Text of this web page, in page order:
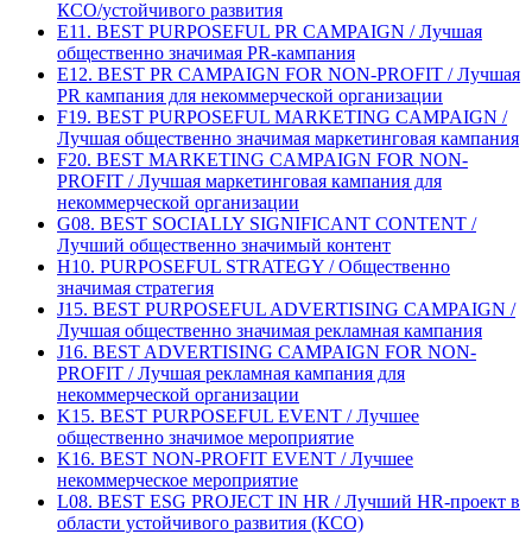
КСО/устойчивого развития
E11. BEST PURPOSEFUL PR CAMPAIGN / Лучшая
общественно значимая PR-кампания
E12. BEST PR CAMPAIGN FOR NON-PROFIT / Лучшая
PR кампания для некоммерческой организации
F19. BEST PURPOSEFUL MARKETING CAMPAIGN /
Лучшая общественно значимая маркетинговая кампания
F20. BEST MARKETING CAMPAIGN FOR NON-
PROFIT / Лучшая маркетинговая кампания для
некоммерческой организации
G08. BEST SOCIALLY SIGNIFICANT CONTENT /
Лучший общественно значимый контент
H10. PURPOSEFUL STRATEGY / Общественно
значимая стратегия
J15. BEST PURPOSEFUL ADVERTISING CAMPAIGN /
Лучшая общественно значимая рекламная кампания
J16. BEST ADVERTISING CAMPAIGN FOR NON-
PROFIT / Лучшая рекламная кампания для
некоммерческой организации
K15. BEST PURPOSEFUL EVENT / Лучшее
общественно значимое мероприятие
K16. BEST NON-PROFIT EVENT / Лучшее
некоммерческое мероприятие
L08. BEST ESG PROJECT IN HR / Лучший HR-проект в
области устойчивого развития (КСО)